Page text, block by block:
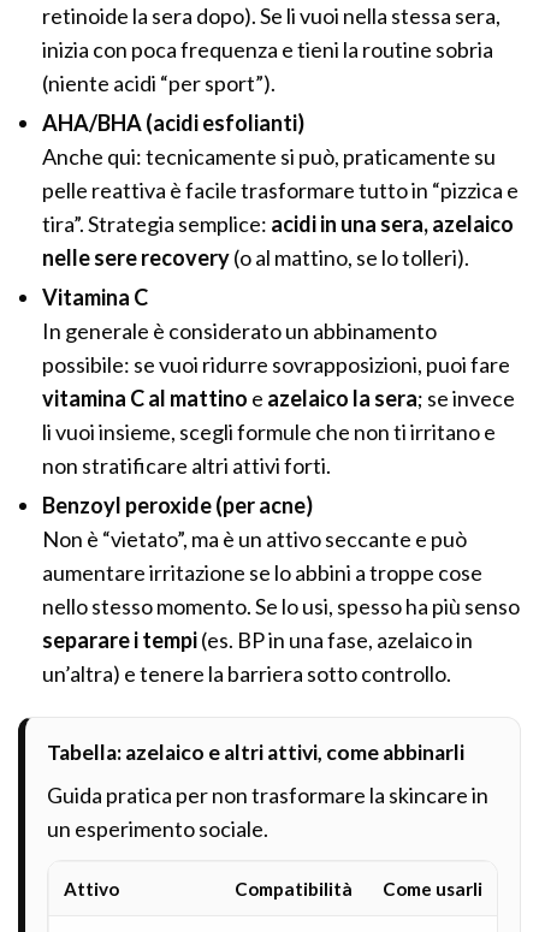
retinoide la sera dopo). Se li vuoi nella stessa sera,
inizia con poca frequenza e tieni la routine sobria
(niente acidi “per sport”).
AHA/BHA (acidi esfolianti)
Anche qui: tecnicamente si può, praticamente su
pelle reattiva è facile trasformare tutto in “pizzica e
tira”. Strategia semplice: acidi in una sera, azelaico
nelle sere recovery(o al mattino, se lo tolleri).
Vitamina C
In generale è considerato un abbinamento
possibile: se vuoi ridurre sovrapposizioni, puoi fare
vitamina C al mattino e azelaico la sera; se invece
li vuoi insieme, scegli formule che non ti irritano e
non stratificare altri attivi forti.
Benzoyl peroxide (per acne)
Non è “vietato”, ma è un attivo seccante e può
aumentare irritazione se lo abbini a troppe cose
nello stesso momento. Se lo usi, spesso ha più senso
separare i tempi(es. BP in una fase, azelaico in
un’altra) e tenere la barriera sotto controllo.
Tabella: azelaico e altri attivi, come abbinarli
Guida pratica per non trasformare la skincare in
un esperimento sociale.
Attivo Compatibilità Come usarli